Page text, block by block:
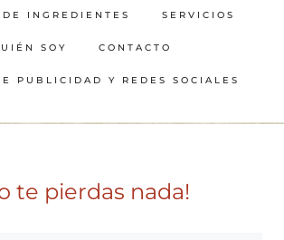
INGREDIENTES SERVICIOS
SOY CONTACTO
PUBLICIDAD Y REDES SOCIALES
te pierdas nada!